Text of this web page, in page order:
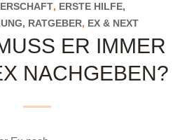
, ERSTE HILFE,
RATGEBER, EX & NEXT
ER IMMER
NACHGEBEN?